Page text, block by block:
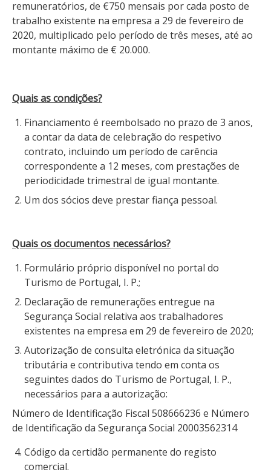
remuneratórios, de €750 mensais por cada posto de
trabalho existente na empresa a 29 de fevereiro de
2020, multiplicado pelo período de três meses, até ao
montante máximo de € 20.000.
Quais as condições?
Financiamento é reembolsado no prazo de 3 anos,
a contar da data de celebração do respetivo
contrato, incluindo um período de carência
correspondente a 12 meses, com prestações de
periodicidade trimestral de igual montante.
Um dos sócios deve prestar fiança pessoal.
Quais os documentos necessários?
Formulário próprio disponível no portal do
Turismo de Portugal, I. P.;
Declaração de remunerações entregue na
Segurança Social relativa aos trabalhadores
existentes na empresa em 29 de fevereiro de 2020;
Autorização de consulta eletrónica da situação
tributária e contributiva tendo em conta os
seguintes dados do Turismo de Portugal, I. P.,
necessários para a autorização:
Número de Identificação Fiscal 508666236 e Número
de Identificação da Segurança Social 20003562314
Código da certidão permanente do registo
comercial.